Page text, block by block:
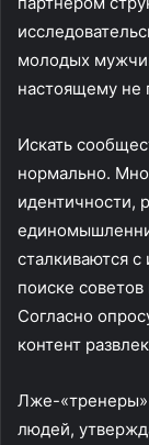
молодых
настоящему не
Искать
нормально.
идентичности,
сталкиваются
поиске
Согласно
контент
Лже-
людей,